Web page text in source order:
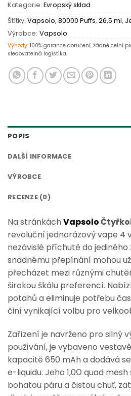
Kategorie: Evropský sklad
Štítky: Vapsolo, 80000 Puffs, 26,5 ml,
Výrobce: Vapsolo
Výhody: 100% garance doručení, žádné celní
sledovatelná logistika.
POPIS
DALŠÍ INFORMACE
VÝROBCE
RECENZE (0)
Na stránkáchVapsolo
revoluční jednorázový vape 4
nezávislé příchutě do jediného
snadnému přepínání mohou
přecházet mezi různými
širokou škálu preferencí.
potahů a eliminuje potřebu
činí vynikající volbu pro
Zařízení je navrženo pro silný
používání, je vybaveno
kapacitě 650 mAh a dodává
e-liquidu. Jeho 1,0Ω quad
bohatou páru a čistou chuť,